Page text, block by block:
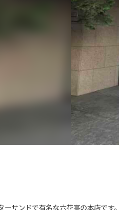
ーサンドで有名な六花亭の本店で